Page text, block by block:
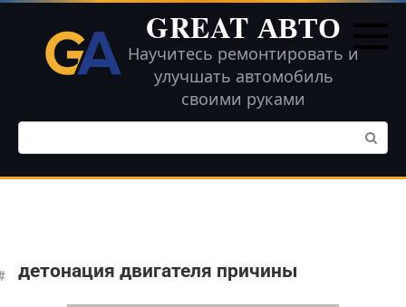
Перейти
контенту
GREAT АВТО
Научитесь ремонтировать и
улучшать автомобиль
своими руками
Поиск:
детонация двигателя причины